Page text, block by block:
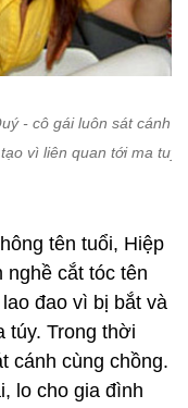
- cô gái luôn sát cánh
vì liên quan tới ma tuý.
tên tuổi, Hiệp
nghề cắt tóc tên
đao vì bị bắt và
túy. Trong thời
cánh cùng chồng.
lo cho gia đình